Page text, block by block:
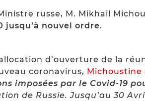
russe, M. Mikhail
jusqu’à nouvel ordre.
d’ouverture de la
coronavirus, Michoustine
imposées par le Covid-19
de Russie. Jusqu’au 30